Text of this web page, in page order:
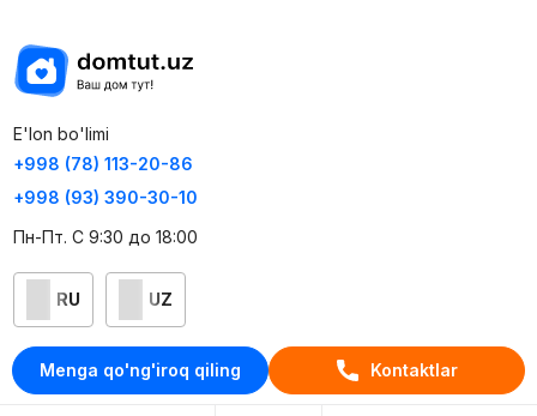
Menga qo'ng'iroq qiling Kontaktlar
E'lon bo'limi
+998 (78) 113-20-86
+998 (93) 390-30-10
Пн-Пт. С 9:30 до 18:00
RU UZ
Kontaktlar